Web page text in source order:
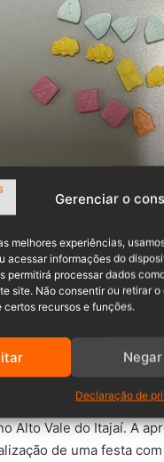
Gerenciar o
melhores experiências,
acessar informações do
permitirá processar dados
site. Não consentir ou retirar
certos recursos e funções.
Negar
Declaração de
foi preso portráfico
Alto Vale do Itajaí. A
de uma festa